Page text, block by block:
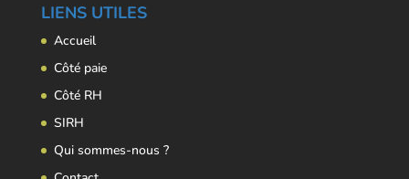
LIENS UTILES
Accueil
Côté paie
Côté RH
SIRH
Qui sommes-nous ?